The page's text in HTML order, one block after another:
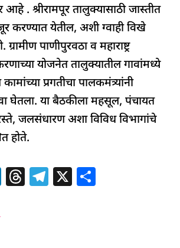
आहे . श्रीरामपूर तालुक्यासाठी जास्तीत
करण्यात येतील, अशी ग्वाही विखे
ग्रामीण पाणीपुरवठा व महाराष्ट्र
योजनेत तालुक्यातील गावांमध्ये
प्रगतीचा पालकमंत्र्यांनी
घेतला. या बैठकीला महसूल, पंचायत
जलसंधारण अशा विविध विभागांचे
होते.
Li T T X